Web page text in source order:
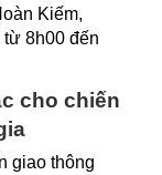
Kiếm,
từ 8h00 đến
cho chiến
giao thông